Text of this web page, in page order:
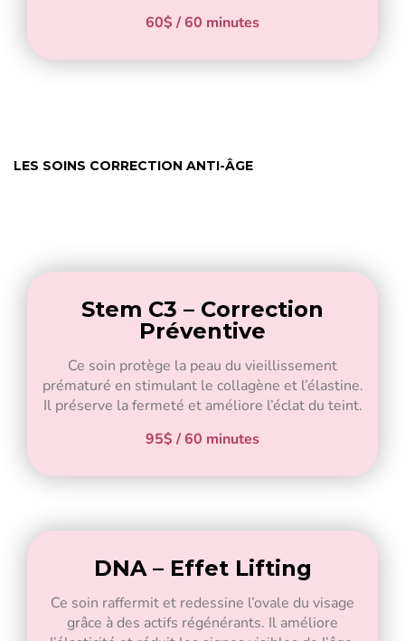
60$ / 60 minutes
LES SOINS CORRECTION ANTI-ÂGE
Stem C3 – Correction
Préventive
Ce soin protège la peau du vieillissement
prématuré en stimulant le collagène et l’élastine.
Il préserve la fermeté et améliore l’éclat du teint.
95$ / 60 minutes
DNA – Effet Lifting
Ce soin raffermit et redessine l’ovale du visage
grâce à des actifs régénérants. Il améliore